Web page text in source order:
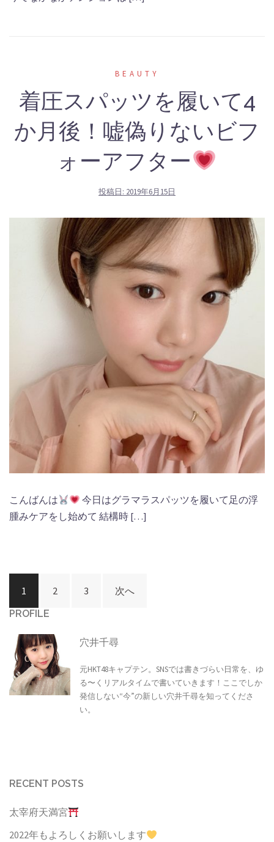
BEAUTY
着圧スパッツを履いて4
か月後！嘘偽りないビフ
ォーアフター
投稿日: 2019年6月15日
こんばんは
今日はグラマラスパッツを履いて足の浮
腫みケアをし始めて 結構時 […]
投
稿
ビ
ゲ
ー
シ
1 2 3 次へ
PROFILE
穴井千尋
元HKT48キャプテン。SNSでは書きづらい日常を、ゆ
る〜くリアルタイムで書いていきます！ここでしか
発信しない“今”の新しい穴井千尋を知ってくださ
い。
RECENT POSTS
太宰府天満宮
2022年もよろしくお願いします